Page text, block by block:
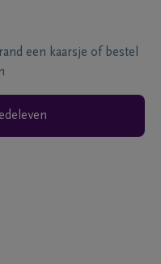
een kaarsje of bestel